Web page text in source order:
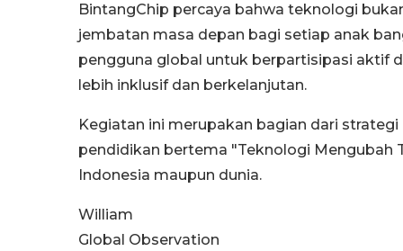
BintangChip percaya bahwa teknologi
jembatan masa depan bagi setiap anak
pengguna global untuk berpartisipasi aktif
lebih inklusif dan berkelanjutan.
Kegiatan ini merupakan bagian dari
pendidikan bertema "Teknologi Mengubah
Indonesia maupun dunia.
William
Global Observation